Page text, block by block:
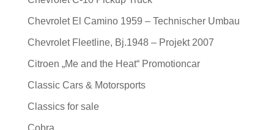
Chevrolet El Camino 1959 – Technischer Umbau
Chevrolet Fleetline, Bj.1948 – Projekt 2007
Citroen „Me and the Heat“ Promotioncar
Classic Cars & Motorsports
Classics for sale
Cobra